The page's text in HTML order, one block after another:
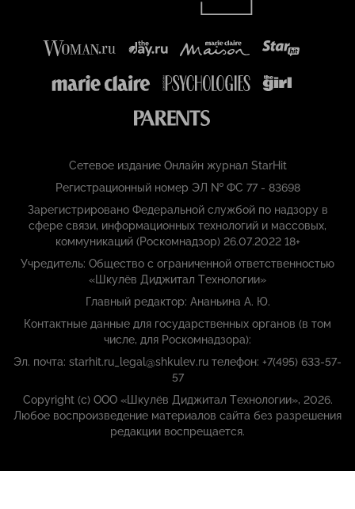
Сетевое издание Онлайн журнал StarHit
Регистрационный номер ЭЛ № ФС 77 - 83698
Зарегистрировано Федеральной службой по надзору в
сфере связи, информационных технологий и массовых,
коммуникаций (Роскомнадзор) 26.07.2022 18+
Учредитель: Общество с ограниченной ответственностью
«Шкулёв Диджитал Технологии»
Главный редактор: Ананьина А. Ю.
Контактные данные для государственных органов (в том
числе, для Роскомнадзора):
Эл. почта: starhit.ru_legal@shkulev.ru телефон: +7(495) 633-57-
57
Copyright (с) ООО «Шкулёв Диджитал Технологии», 2026.
Любое воспроизведение материалов сайта без разрешения
редакции воспрещается.